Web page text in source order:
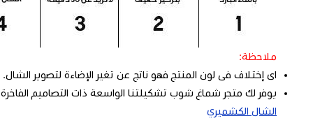
ملاحظة:
اى إختلاف فى لون المنتج فهو ناتج عن تغير الإضاءة لتصوير الشال.
يوفر لك متجر شماغ شوب تشكيلتنا الواسعة ذات التصاميم
الشال الكشميري